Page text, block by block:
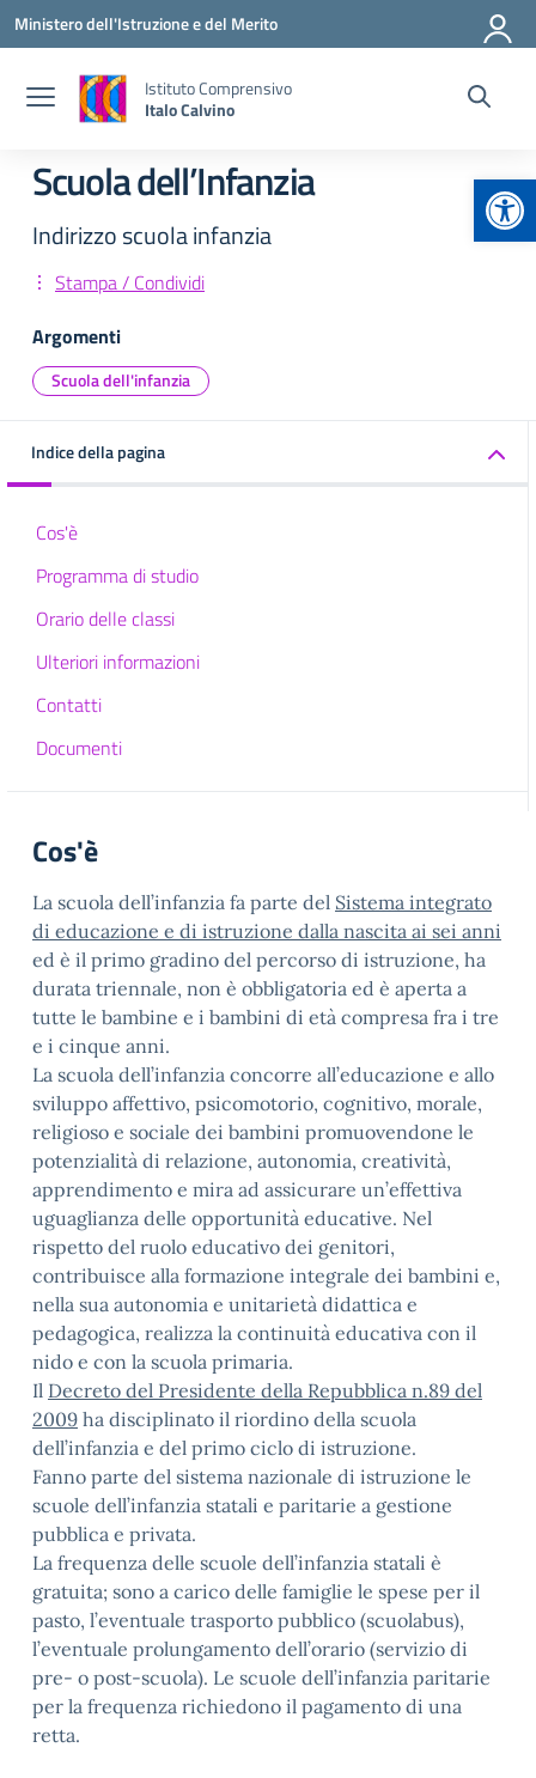
Vai ai contenuti
Vai al menu di navigazione
Vai al footer
Ministero dell'Istruzione e del Merito
Istituto Comprensivo
Italo Calvino
Scuola dell’Infanzia
Indirizzo scuola infanzia
Stampa / Condividi
Argomenti
Scuola dell'infanzia
Indice della pagina
Cos'è
Programma di studio
Orario delle classi
Ulteriori informazioni
Contatti
Documenti
Cos'è
La scuola dell’infanzia fa parte del Sistema integrato
di educazione e di istruzione dalla nascita ai sei anni
ed è il primo gradino del percorso di istruzione, ha
durata triennale, non è obbligatoria ed è aperta a
tutte le bambine e i bambini di età compresa fra i tre
e i cinque anni.
La scuola dell’infanzia concorre all’educazione e allo
sviluppo affettivo, psicomotorio, cognitivo, morale,
religioso e sociale dei bambini promuovendone le
potenzialità di relazione, autonomia, creatività,
apprendimento e mira ad assicurare un’effettiva
uguaglianza delle opportunità educative. Nel
rispetto del ruolo educativo dei genitori,
contribuisce alla formazione integrale dei bambini e,
nella sua autonomia e unitarietà didattica e
pedagogica, realizza la continuità educativa con il
nido e con la scuola primaria.
Il Decreto del Presidente della Repubblica n.89 del
2009 ha disciplinato il riordino della scuola
dell’infanzia e del primo ciclo di istruzione.
Fanno parte del sistema nazionale di istruzione le
scuole dell’infanzia statali e paritarie a gestione
pubblica e privata.
La frequenza delle scuole dell’infanzia statali è
gratuita; sono a carico delle famiglie le spese per il
pasto, l’eventuale trasporto pubblico (scuolabus),
l’eventuale prolungamento dell’orario (servizio di
pre- o post-scuola). Le scuole dell’infanzia paritarie
per la frequenza richiedono il pagamento di una
retta.